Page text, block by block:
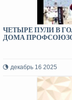
ЧЕТЫРЕ ПУЛИ В
ДОМА
декабрь 16 2025